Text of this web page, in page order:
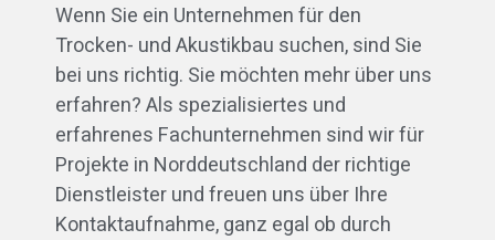
Wenn Sie ein Unternehmen für den
Trocken- und Akustikbau suchen, sind Sie
bei uns richtig. Sie möchten mehr über uns
erfahren? Als spezialisiertes und
erfahrenes Fachunternehmen sind wir für
Projekte in Norddeutschland der richtige
Dienstleister und freuen uns über Ihre
Kontaktaufnahme, ganz egal ob durch